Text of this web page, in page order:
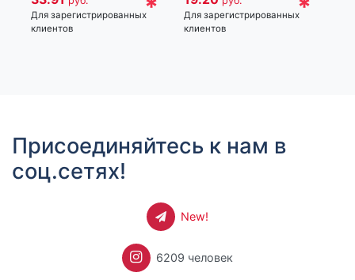
Для зарегистрированных
клиентов
*
Для зарегистрированных
клиентов
*
Присоединяйтесь к нам в
соц.сетях!
New!
6209 человек